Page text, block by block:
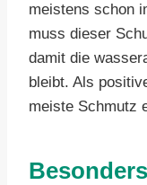
meistens schon
muss dieser
damit die
bleibt. Als
meiste Schmutz